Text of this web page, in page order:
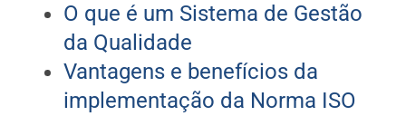
O que é um Sistema de Gestão
da Qualidade
Vantagens e benefícios da
implementação da Norma ISO